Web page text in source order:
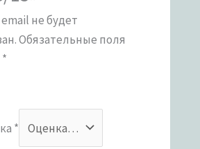
не будет
Обязательные поля
*
*